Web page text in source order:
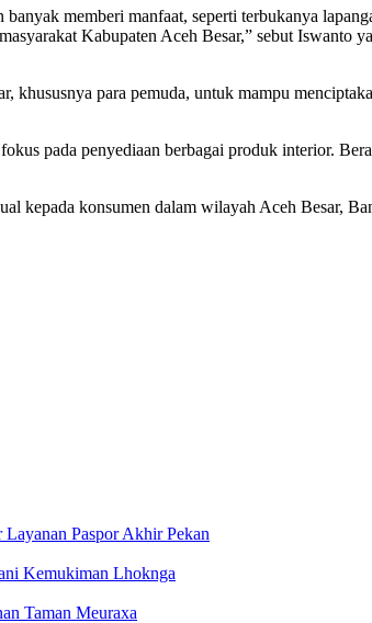
memberi manfaat, seperti terbukanya
Kabupaten Aceh Besar,” sebut
khususnya para pemuda, untuk mampu
pada penyediaan berbagai produk interior.
kepada konsumen dalam wilayah Aceh Besar,
Paspor Akhir Pekan
Kemukiman Lhoknga
Taman Meuraxa